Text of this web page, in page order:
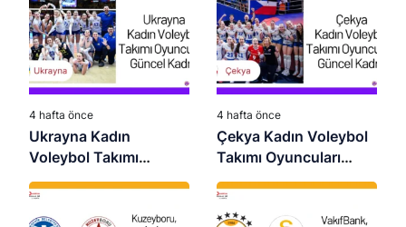
4 hafta önce
Ukrayna Kadın
Voleybol Takımı
Oyuncuları 2026 –
Güncel Kadro
4 hafta önce
Çekya Kadın Voleybol
Takımı Oyuncuları
2026 – Güncel Kadro